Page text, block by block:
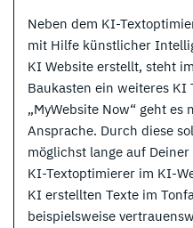
Neben dem KI-
mit Hilfe künstlicher
KI Website erstellt, steht
Baukasten ein weiteres
„MyWebsite Now“ geht
Ansprache. Durch diese
möglichst lange auf
KI-Textoptimierer im KI-
KI erstellten Texte im
beispielsweise